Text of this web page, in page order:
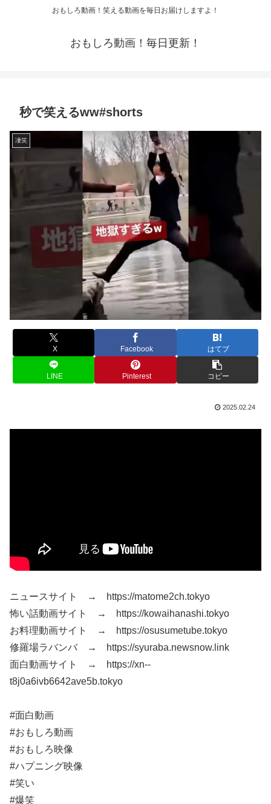
おもしろ動画！笑える動画を毎日お届けしますよ！
おもしろ動画！毎日更新！
秒で笑えるww#shorts
凄笑
X Facebook はてブ
LINE Pinterest コピー
2025.02.24
ニュースサイト → https://matome2ch.tokyo
怖い話動画サイト → https://kowaihanashi.tokyo
お料理動画サイト → https://osusumetube.tokyo
修羅場ラバンバ → https://syuraba.newsnow.link
面白動画サイト → https://xn--
t8j0a6ivb6642ave5b.tokyo
#面白動画
#おもしろ動画
#おもしろ映像
#ハプニング映像
#笑い
#爆笑